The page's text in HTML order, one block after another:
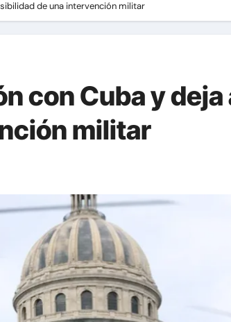
de una intervención militar
con Cuba y
militar